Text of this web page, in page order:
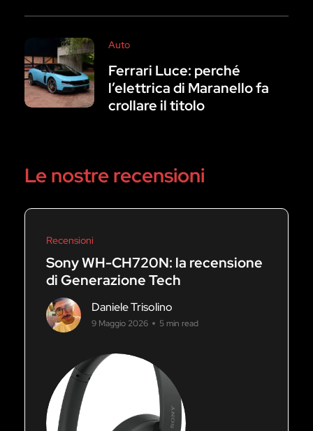
Auto
Ferrari Luce: perché
l’elettrica di Maranello fa
crollare il titolo
Le nostre recensioni
Recensioni
Sony WH-CH720N: la recensione
di Generazione Tech
Daniele Trisolino
9 Maggio 2026 5 min read